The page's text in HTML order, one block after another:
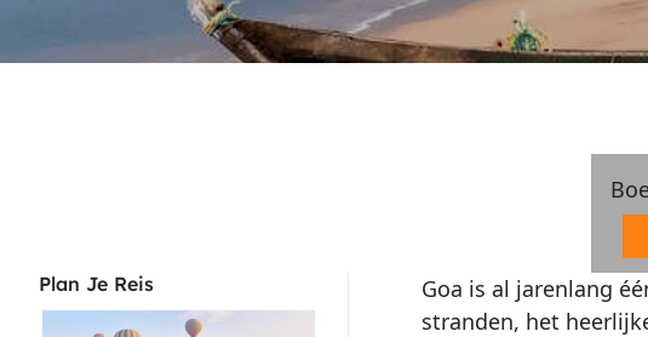
Plan Je Reis Goa is al jarenlang
stranden, het